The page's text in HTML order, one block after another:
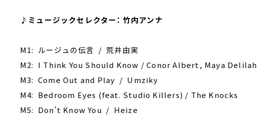
♪ミュージックセレクター： 竹内アンナ
M1: ルージュの伝言 / 荒井由実
M2: I Think You Should Know / Conor Albert, Maya Delilah
M3: Come Out and Play / Umziky
M4: Bedroom Eyes (feat. Studio Killers) / The Knocks
M5: Don't Know You / Heize